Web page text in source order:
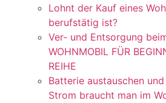
Lohnt der Kauf eines
berufstätig ist?
Ver- und Entsorgung
WOHNMOBIL FÜR
REIHE
Batterie austauschen
Strom braucht man im